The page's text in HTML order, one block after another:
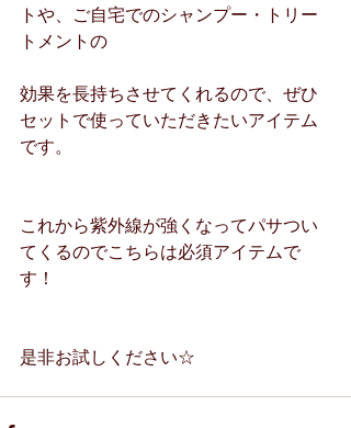
トや、ご自宅でのシャンプー・トリー
トメントの
効果を長持ちさせてくれるので、ぜひ
セットで使っていただきたいアイテム
です。
これから紫外線が強くなってパサつい
てくるのでこちらは必須アイテムで
す！
是非お試しください☆